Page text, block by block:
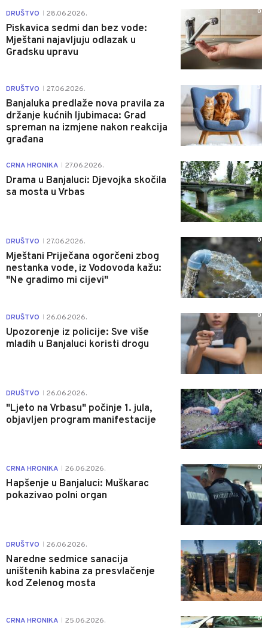
DRUŠTVO 28.06.2026.
Piskavica sedmi dan bez vode:
Mještani najavljuju odlazak u
Gradsku upravu
0
DRUŠTVO 27.06.2026.
Banjaluka predlaže nova pravila za
držanje kućnih ljubimaca: Grad
spreman na izmjene nakon reakcija
građana
3
CRNA HRONIKA 27.06.2026.
Drama u Banjaluci: Djevojka skočila
sa mosta u Vrbas
0
DRUŠTVO 27.06.2026.
Mještani Priječana ogorčeni zbog
nestanka vode, iz Vodovoda kažu:
"Ne gradimo mi cijevi"
0
DRUŠTVO 26.06.2026.
Upozorenje iz policije: Sve više
mladih u Banjaluci koristi drogu
0
DRUŠTVO 26.06.2026.
"Ljeto na Vrbasu" počinje 1. jula,
objavljen program manifestacije
0
CRNA HRONIKA 26.06.2026.
Hapšenje u Banjaluci: Muškarac
pokazivao polni organ
0
DRUŠTVO 26.06.2026.
Naredne sedmice sanacija
uništenih kabina za presvlačenje
kod Zelenog mosta
0
CRNA HRONIKA 25.06.2026. 0